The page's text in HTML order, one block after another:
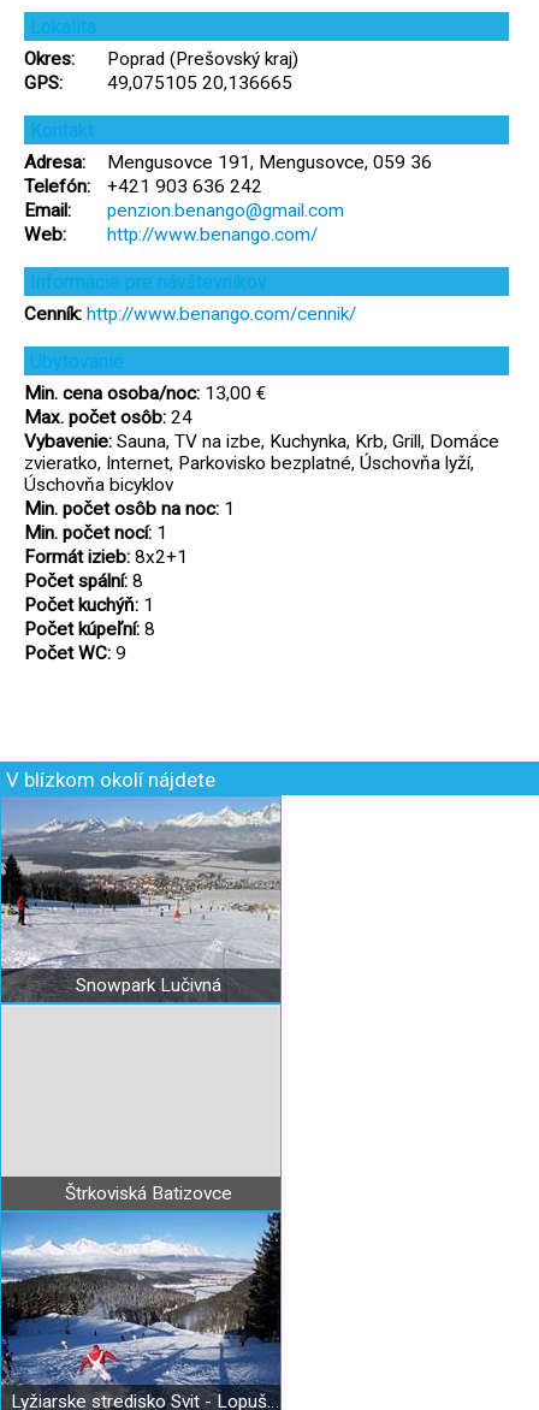
Lokalita
Okres:
Poprad (Prešovský kraj)
GPS:
49,075105 20,136665
Kontakt
Adresa:
Mengusovce 191, Mengusovce, 059 36
Telefón:
+421 903 636 242
Email:
penzion.benango@gmail.com
Web:
http://www.benango.com/
Informácie pre návštevníkov
Cenník: http://www.benango.com/cennik/
Ubytovanie
Min. cena osoba/noc: 13,00 €
Max. počet osôb: 24
Vybavenie: Sauna, TV na izbe, Kuchynka, Krb, Grill, Domáce
zvieratko, Internet, Parkovisko bezplatné, Úschovňa lyží,
Úschovňa bicyklov
Min. počet osôb na noc: 1
Min. počet nocí: 1
Formát izieb: 8x2+1
Počet spální: 8
Počet kuchýň: 1
Počet kúpeľní: 8
Počet WC: 9
V blízkom okolí nájdete
Snowpark Lučivná
Štrkoviská Batizovce
Lyžiarske stredisko Svit - Lopušná dolina